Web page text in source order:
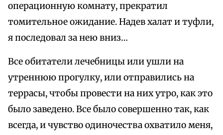
операционную комнату, прекратил
томительное ожидание. Надев халат и туфли,
я последовал за нею вниз…
Все обитатели лечебницы или ушли на
утреннюю прогулку, или отправились на
террасы, чтобы провести на них утро, как это
было заведено. Все было совершенно так, как
всегда, и чувство одиночества охватило меня,